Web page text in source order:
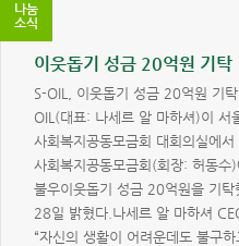
나눔
소식
이웃돕기 성금 20억원 기탁
S-OIL, 이웃돕기 성금 20억원 기
OIL(대표: 나세르 알 마하셔)이 서
사회복지공동모금회 대회의실에서
사회복지공동모금회(회장: 허동수
불우이웃돕기 성금 20억원을 기탁
28일 밝혔다.나세르 알 마하셔
“자신의 생활이 어려운데도 불구